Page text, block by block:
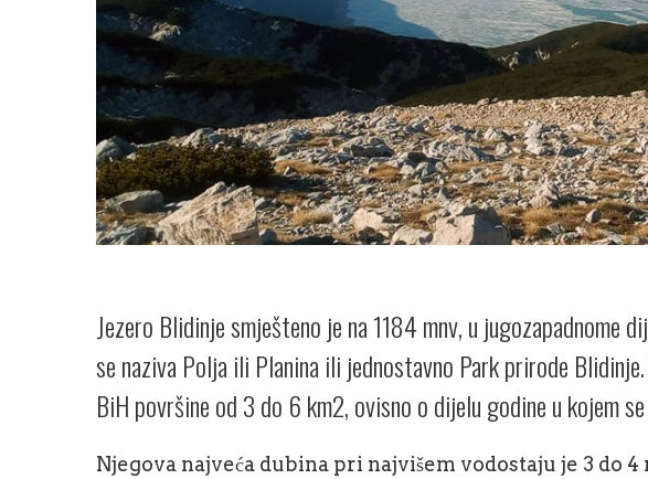
Jezero Blidinje smješteno je na 1184 mnv, u jugozapadnome
se naziva Polja ili Planina ili jednostavno Park prirode
BiH površine od 3 do 6 km2, ovisno o dijelu godine u kojem
Njegova najveća dubina pri najvišem vodostaju je 3 do